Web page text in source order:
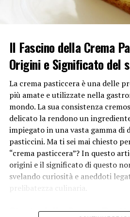
ottenere risultati
Risparmio di tempo ed
risparmiare tempo ed
correttamente, puoi
di prolungare la cottura
solo risparmia energia, ma
cuocere troppo la torta,
secca.
Garanzia di sicurezza
cottura con uno
questione di sicurezza
la torta sia cotta a fondo
ingredienti siano stati
adeguate per uccidere
Il Fascino della Crema
Origini e Significato del
La crema pasticcera è una delle
più amate e utilizzate nella
mondo. La sua consistenza
delicato la rendono un
impiegato in una vasta gamma di
pasticcini. Ma ti sei mai chiesto
“crema pasticcera”? In questo
origini e il significato di questo
svelando curiosità e aneddoti
prelibatezza culinaria.
Storia della Crema